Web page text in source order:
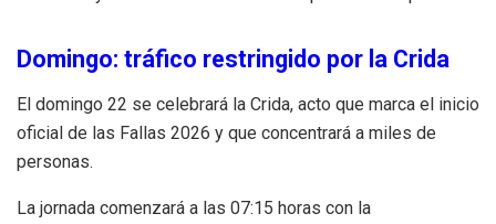
Domingo: tráfico restringido por la Crida
El domingo 22 se celebrará la Crida, acto que marca el inicio
oficial de las Fallas 2026 y que concentrará a miles de
personas.
La jornada comenzará a las 07:15 horas con la